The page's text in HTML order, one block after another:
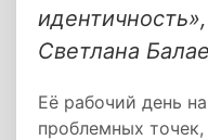
Светлана
Её рабочий день
проблемных точек,